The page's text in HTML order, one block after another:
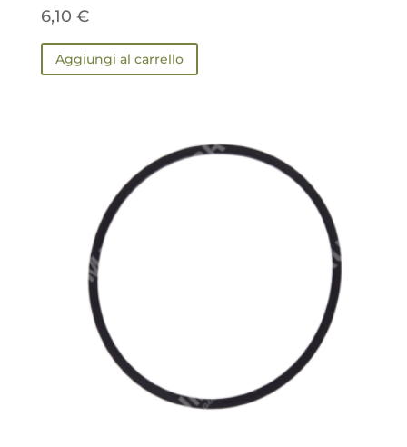
6,10 €
Aggiungi al carrello